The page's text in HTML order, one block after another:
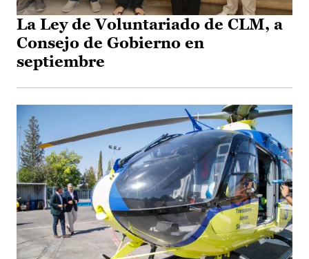
La Ley de Voluntariado de CLM, a
Consejo de Gobierno en
septiembre